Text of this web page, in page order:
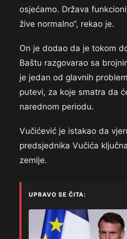
osjećamo. Država
žive normalno“, rekao je.
On je dodao da je tokom
Baštu razgovarao sa
je jedan od glavnih
putevi, za koje smatra da
narednom periodu.
Vučićević je istakao da
predsjednika Vučića
zemlje.
UPRAVO SE ČITA: